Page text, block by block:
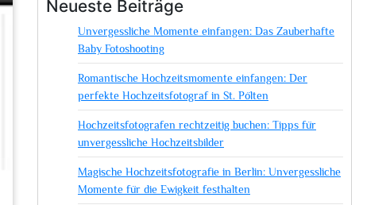
Neueste Beiträge
Unvergessliche Momente einfangen: Das Zauberhafte
Baby Fotoshooting
Romantische Hochzeitsmomente einfangen: Der
perfekte Hochzeitsfotograf in St. Pölten
Hochzeitsfotografen rechtzeitig buchen: Tipps für
unvergessliche Hochzeitsbilder
Magische Hochzeitsfotografie in Berlin: Unvergessliche
Momente für die Ewigkeit festhalten